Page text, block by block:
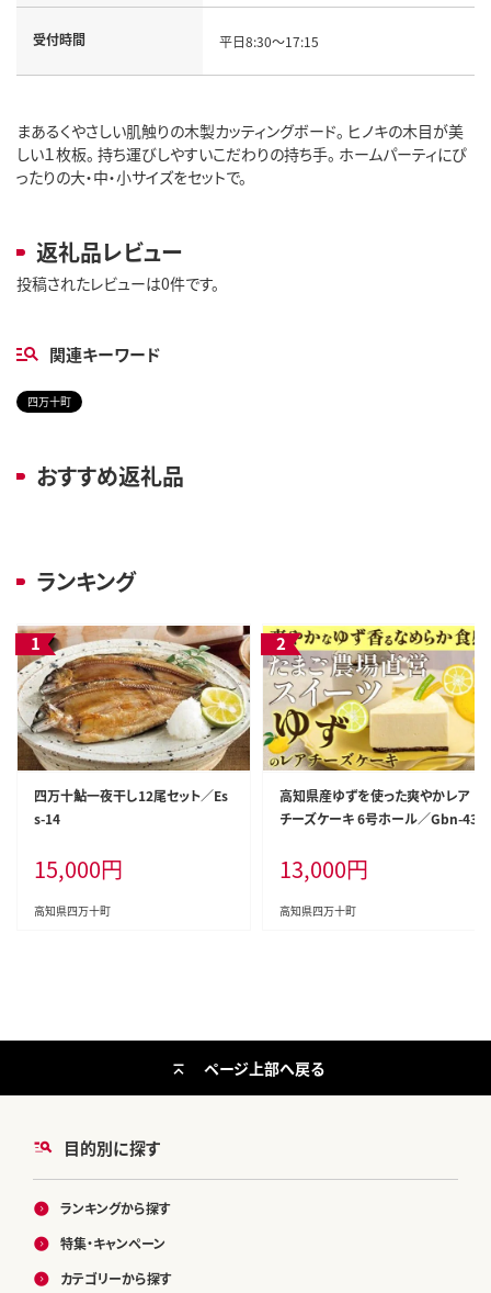
受付時間 平日8:30～17:15
まあるくやさしい肌触りの木製カッティングボード。 ヒノキの木目が美
しい１枚板。 持ち運びしやすいこだわりの持ち手。 ホームパーティにぴ
ったりの大・中・小サイズをセットで。
返礼品レビュー
投稿されたレビューは0件です。
関連キーワード
四万十町
おすすめ返礼品
ランキング
四万十鮎一夜干し12尾セット／Es
s-14
15,000円
高知県四万十町
高知県産ゆずを使った爽やかレア
チーズケーキ 6号ホール／Gbn-43
13,000円
高知県四万十町
目的別に探す
ランキングから探す
特集・キャンペーン
カテゴリーから探す
ページ上部へ戻る